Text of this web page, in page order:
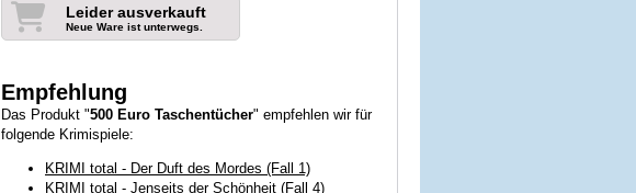
Leider ausverkauft
Neue Ware ist unterwegs.
Empfehlung
Das Produkt "500 Euro Taschentücher" empfehlen wir für
folgende Krimispiele:
KRIMI total - Der Duft des Mordes (Fall 1)
KRIMI total - Jenseits der Schönheit (Fall 4)